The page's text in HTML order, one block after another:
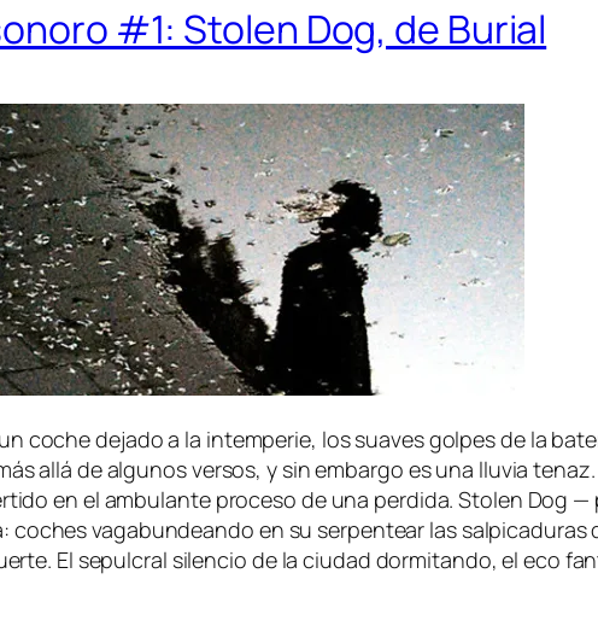
#1: Stolen Dog, de Burial
co­che de­ja­do a la in­tem­pe­rie, los sua­ves gol­pes de la
allá de al­gu­nos ver­sos, y sin em­bar­go es una llu­via
en el am­bu­lan­te pro­ce­so de una per­di­da.Stolen Dog —
va­ga­bun­dean­do en su ser­pen­tear las
El se­pul­cral si­len­cio de la ciu­dad dor­mi­tan­do, el eco